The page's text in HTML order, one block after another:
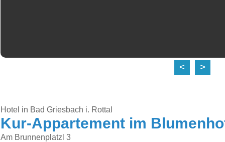
< >
Hotel in Bad Griesbach i. Rottal
Kur-Appartement im
Am Brunnenplatzl 3